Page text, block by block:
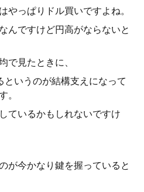
やっぱりドル買いですよね。
んですけど円高がならないと
で見たときに、
というのが結構支えになって
。
ているかもしれないですけ
が今かなり鍵を握っていると